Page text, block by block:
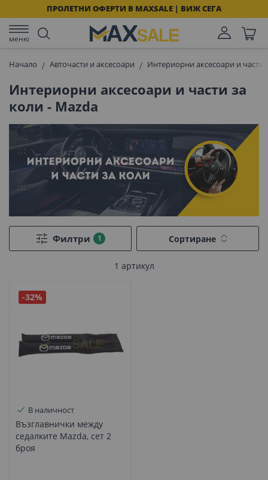
ПРОЛЕТНИ ОФЕРТИ В MAXSALE | ВИЖ СЕГА
меню
Начало Авточасти и аксесоари Интериорни аксесоари и части
Интериорни аксесоари и части за
коли - Mazda
Филтри
1 артикул
Сортиране
-32%
В наличност
Възглавнички между
седалките Mazda, сет 2
броя